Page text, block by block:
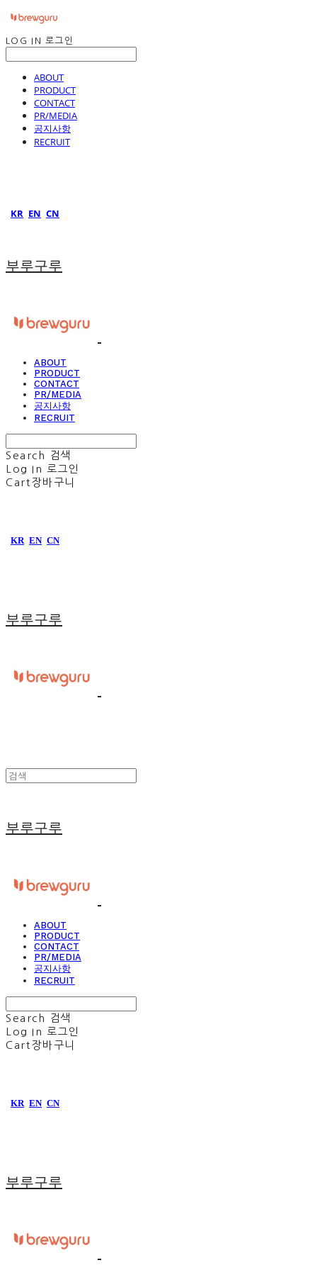
LOG IN 로그인
ABOUT
PRODUCT
CONTACT
PR/MEDIA
공지사항
RECRUIT
KR EN CN
부루구루
ABOUT
PRODUCT
CONTACT
PR/MEDIA
공지사항
RECRUIT
Search
검색
Log In 로그인
Cart 장바구니
KR EN CN
부루구루
부루구루
ABOUT
PRODUCT
CONTACT
PR/MEDIA
공지사항
RECRUIT
Search
검색
Log In
로그인
Cart 장바구니
KR EN CN
부루구루